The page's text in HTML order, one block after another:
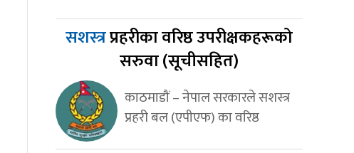
सशस्त्रप्रहरीका वरिष्ठ उपरीक्षकहरूको
सरुवा (सूचीसहित)
काठमाडौं – नेपाल सरकारले सशस्त्र
प्रहरी बल (एपीएफ) का वरिष्ठ